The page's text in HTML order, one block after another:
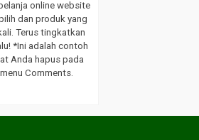
online website
dan produk yang
Terus tingkatkan
*Ini adalah contoh
Anda hapus pada
Comments.